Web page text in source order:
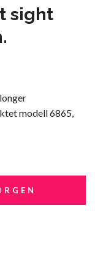
sight
modell 6865,